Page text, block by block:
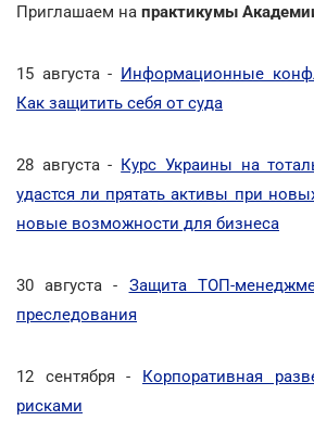
Приглашаем на практикумы
15 августа - Информационные
Как защитить себя от суда
28 августа - Курс Украины на
удастся ли прятать активы при
новые возможности для бизнеса
30 августа - Защита ТОП-
преследования
12 сентября - Корпоративная
рисками